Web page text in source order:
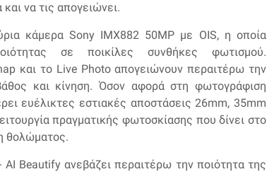
να τις απογειώνει.
κάμερα Sony IMX882 50MP με OIS, η οποία
σε ποικίλες συνθήκες φωτισμού.
και το Live Photo απογειώνουν περαιτέρω την
και κίνηση. Όσον αφορά στη φωτογράφιση
ευέλικτες εστιακές αποστάσεις 26mm, 35mm
πραγματικής φωτοσκίασης που δίνει στο
θολώματος.
AI Beautify ανεβάζει περαιτέρω την ποιότητα της